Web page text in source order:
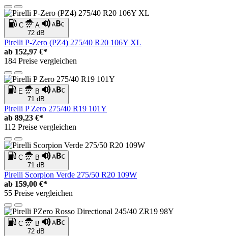
C
A
72 dB
Pirelli P-Zero (PZ4) 275/40 R20 106Y XL
ab 152,97 €*
184 Preise vergleichen
E
B
71 dB
Pirelli P Zero 275/40 R19 101Y
ab 89,23 €*
112 Preise vergleichen
C
B
71 dB
Pirelli Scorpion Verde 275/50 R20 109W
ab 159,00 €*
55 Preise vergleichen
C
B
72 dB